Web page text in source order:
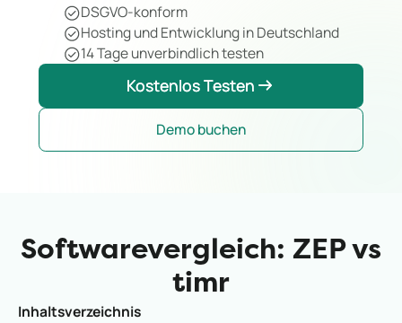
DSGVO-konform
Hosting und Entwicklung in Deutschland
14 Tage unverbindlich testen
Kostenlos Testen
Kostenlos Testen
Demo buchen
Softwarevergleich: ZEP vs
timr
Inhaltsverzeichnis